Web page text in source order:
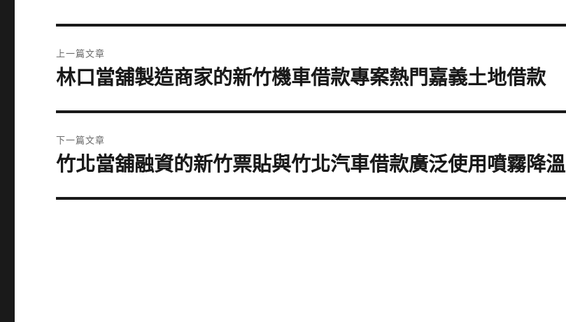
章
上一篇文章
上
篇
文
章:
林口當舖製造商家的新竹機車借款專案熱門嘉義土地借款
下一篇文章
下
篇
竹北當舖融資的新竹票貼與竹北汽車借款廣泛使用噴霧降溫